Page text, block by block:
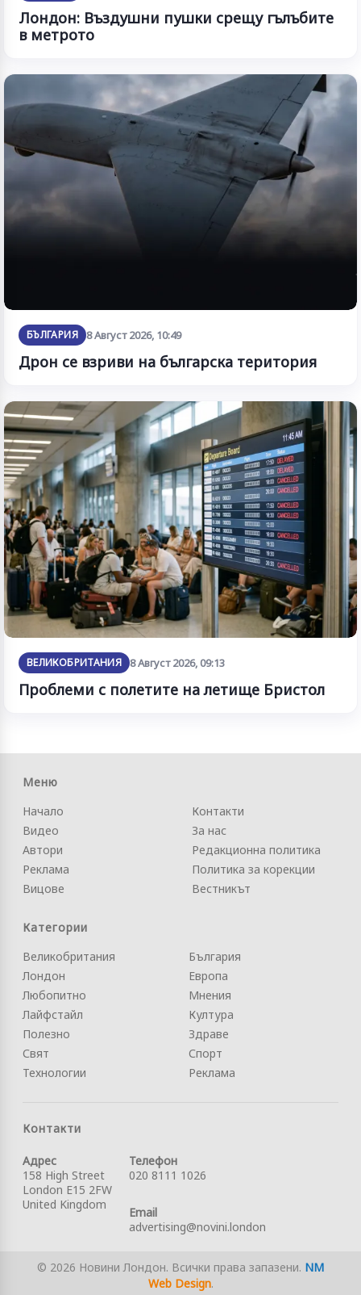
Лондон: Въздушни пушки срещу гълъбите
в метрото
БЪЛГАРИЯ 8 Август 2026, 10:49
Дрон се взриви на българска територия
ВЕЛИКОБРИТАНИЯ 8 Август 2026, 09:13
Проблеми с полетите на летище Бристол
Меню
Начало
Видео
Автори
Реклама
Вицове
Контакти
За нас
Редакционна политика
Политика за корекции
Вестникът
Категории
Великобритания
Лондон
Любопитно
Лайфстайл
Полезно
Свят
Технологии
България
Европа
Мнения
Култура
Здраве
Спорт
Реклама
Контакти
Адрес
158 High Street
London E15 2FW
United Kingdom
Телефон
020 8111 1026
Email
advertising@novini.london
© 2026 Новини Лондон. Всички права запазени. NM
Web Design.